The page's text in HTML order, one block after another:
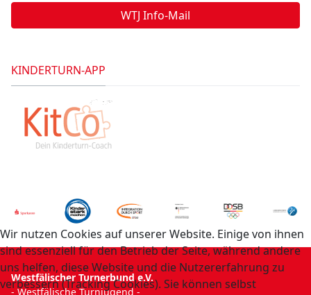
WTJ Info-Mail
KINDERTURN-APP
Westfälischer Turnerbund e.V.
- Westfälische Turnjugend -
Wir nutzen Cookies auf unserer Website. Einige von ihnen
sind essenziell für den Betrieb der Seite, während andere
uns helfen, diese Website und die Nutzererfahrung zu
verbessern (Tracking Cookies). Sie können selbst